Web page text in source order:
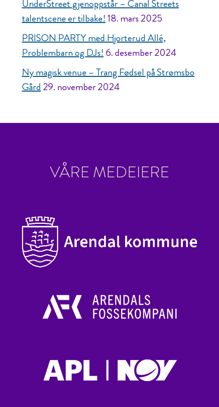
UnderStreet gjenoppstår – Canal Streets
talentscene er tilbake!18. mars 2025
PRISON PARTY med Hjorterud Allé,
Problembarn og DJs!6. desember 2024
Ny magisk venue – Trang Fødsel på Strømsbo
Gård29. november 2024
VÅRE MEDEIERE